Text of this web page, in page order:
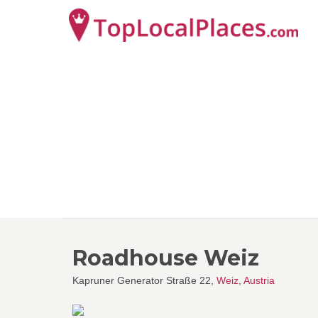
Roadhouse Weiz
Kapruner Generator Straße 22, Weiz Austria